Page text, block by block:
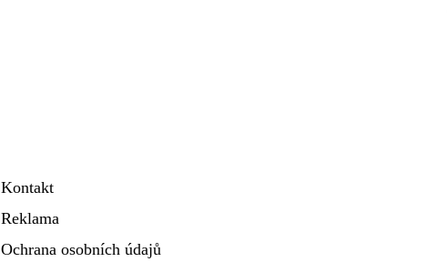
Kontakt
Reklama
Ochrana osobních údajů